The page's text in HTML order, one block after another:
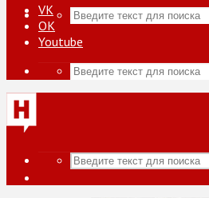
VK
ОК
Youtube